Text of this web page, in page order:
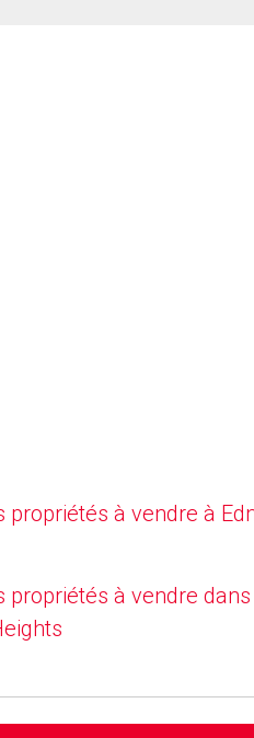
propriétés à vendre à
propriétés à vendre dans